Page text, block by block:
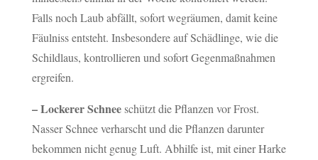
Falls noch Laub abfällt, sofort wegräumen, damit keine
Fäulniss entsteht. Insbesondere auf Schädlinge, wie die
Schildlaus, kontrollieren und sofort Gegenmaßnahmen
ergreifen.
– Lockerer Schneeschützt die Pflanzen vor Frost.
Nasser Schnee verharscht und die Pflanzen darunter
bekommen nicht genug Luft. Abhilfe ist, mit einer Harke